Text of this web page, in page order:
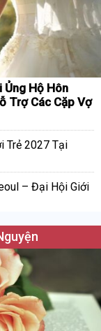
Ủng Hộ Hôn
Trợ Các Cặp Vợ
Trẻ 2027 Tại
– Đại Hội Giới